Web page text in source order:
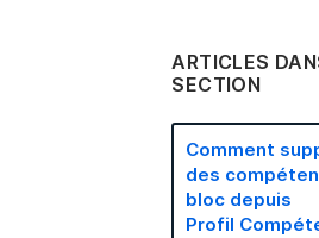
ARTICLES
SECTION
Comment
des
bloc depuis
Profil